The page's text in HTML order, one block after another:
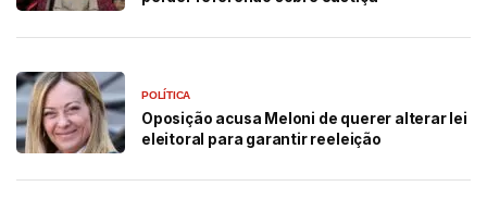
POLÍTICA
Oposição acusa Meloni de querer alterar lei
eleitoral para garantir reeleição